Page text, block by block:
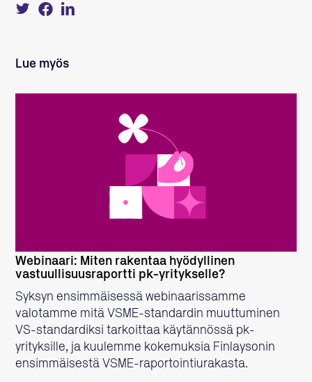
Tweet
about
Share
on
Lue myös
LUE LISÄÄ
Webinaari: Miten rakentaa hyödyllinen
vastuullisuusraportti pk-yritykselle?
Syksyn ensimmäisessä webinaarissamme
valotamme mitä VSME-standardin muuttuminen
VS-standardiksi tarkoittaa käytännössä pk-
yrityksille, ja kuulemme kokemuksia Finlaysonin
ensimmäisestä VSME-raportointiurakasta.